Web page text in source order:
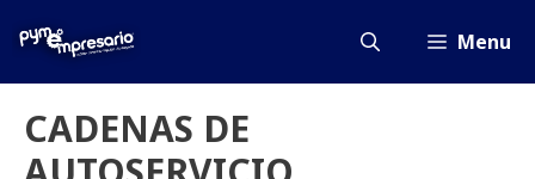
Menu
CADENAS DE